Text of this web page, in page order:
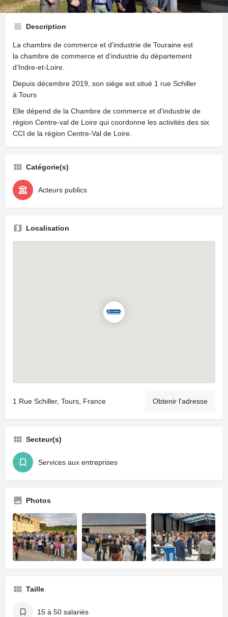
Description
La chambre de commerce et d'industrie de Touraine est
la chambre de commerce et d'industrie du département
d’Indre-et-Loire.
Depuis décembre 2019, son siège est situé 1 rue Schiller
à Tours
Elle dépend de la Chambre de commerce et d'industrie de
région Centre-val de Loire qui coordonne les activités des six
CCI de la région Centre-Val de Loire.
Catégorie(s)
Acteurs publics
Localisation
1 Rue Schiller, Tours, France Obtenir l'adresse
Secteur(s)
Services aux entreprises
Photos
Taille
15 à 50 salariés